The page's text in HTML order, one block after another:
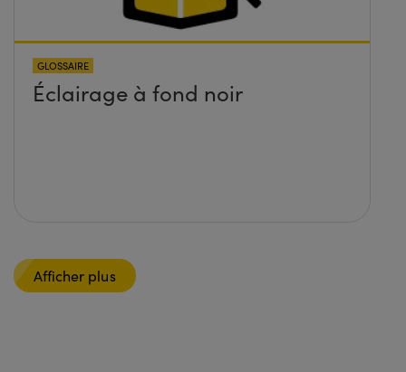
GLOSSAIRE
Éclairage à fond noir
Afficher plus